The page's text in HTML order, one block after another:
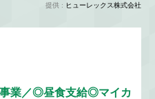
提供 : ヒューレックス株式会社
業／◎昼食支給◎マイカ